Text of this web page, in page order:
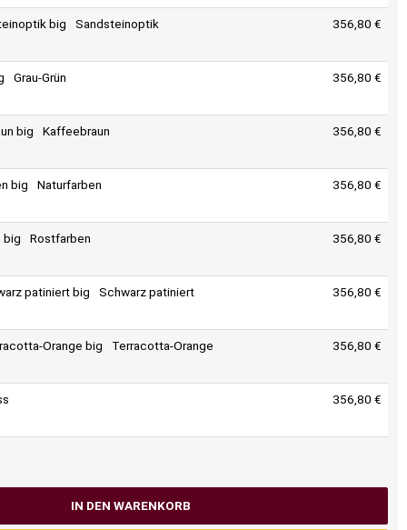
Sandsteinoptik 356,80 €
Grau-Grün 356,80 €
Kaffeebraun 356,80 €
Naturfarben 356,80 €
Rostfarben 356,80 €
Schwarz patiniert 356,80 €
Terracotta-Orange 356,80 €
356,80 €
IN DEN WARENKORB